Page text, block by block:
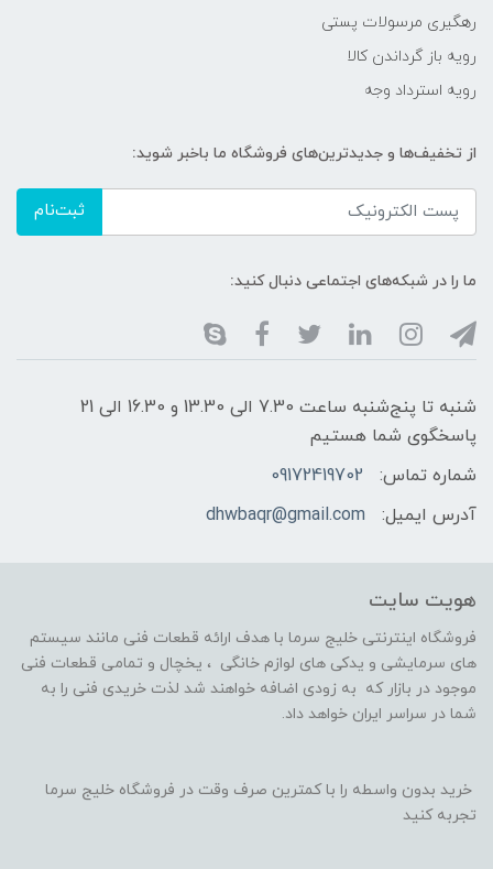
رهگیری مرسولات پستی
رویه باز گرداندن کالا
رویه استرداد وجه
از تخفیف‌ها و جدیدترین‌های فروشگاه ما باخبر شوید:
ثبت‌نام
ما را در شبکه‌های اجتماعی دنبال کنید:
شنبه تا پنج‌شنبه ساعت 7.30 الی 13.30 و 16.30 الی 21
پاسخگوی شما هستیم
شماره تماس:
09172419702
آدرس ایمیل:
dhwbaqr@gmail.com
هویت سایت
فروشگاه اینترنتی خلیج سرما با هدف ارائه قطعات فنی مانند سیستم
های سرمایشی و یدکی های لوازم خانگی ، یخچال و تمامی قطعات فنی
موجود در بازار که به زودی اضافه خواهند شد لذت خریدی فنی را به
شما در سراسر ایران خواهد داد.
خرید بدون واسطه را با کمترین صرف وقت در فروشگاه خلیج سرما
تجربه کنید